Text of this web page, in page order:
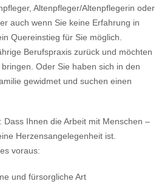
Altenpfleger/Altenpflegerin oder
auch wenn Sie keine Erfahrung in
Quereinstieg für Sie möglich.
Berufspraxis zurück und möchten
Oder Sie haben sich in den
gewidmet und suchen einen
Dass Ihnen die Arbeit mit Menschen –
Herzensangelegenheit ist.
voraus:
und fürsorgliche Art